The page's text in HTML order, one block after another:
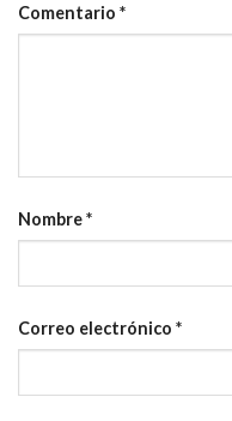
Comentario *
Nombre*
Correo electrónico *